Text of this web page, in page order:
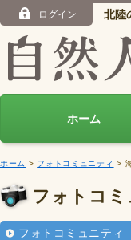
ログイン 北陸
ホーム
ホーム > フォトコミュニティ >
フォトコミ
フォトコミュニティ